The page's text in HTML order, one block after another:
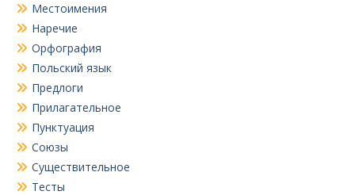
Местоимения
Наречие
Орфография
Польский язык
Предлоги
Прилагательное
Пунктуация
Союзы
Существительное
Тесты